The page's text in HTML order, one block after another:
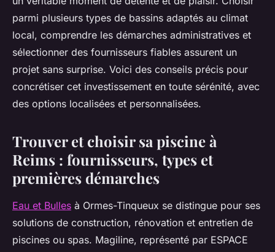
parmi plusieurs types de bassins adaptés au climat
local, comprendre les démarches administratives et
sélectionner des fournisseurs fiables assurent un
projet sans surprise. Voici des conseils précis pour
concrétiser cet investissement en toute sérénité, avec
des options localisées et personnalisées.
Trouver et choisir sa piscine à
Reims : fournisseurs, types et
premières démarches
Eau et Bulles à Ormes-Tinqueux se distingue pour ses
solutions de construction, rénovation et entretien de
piscines ou spas. Magiline, représenté par ESPACE